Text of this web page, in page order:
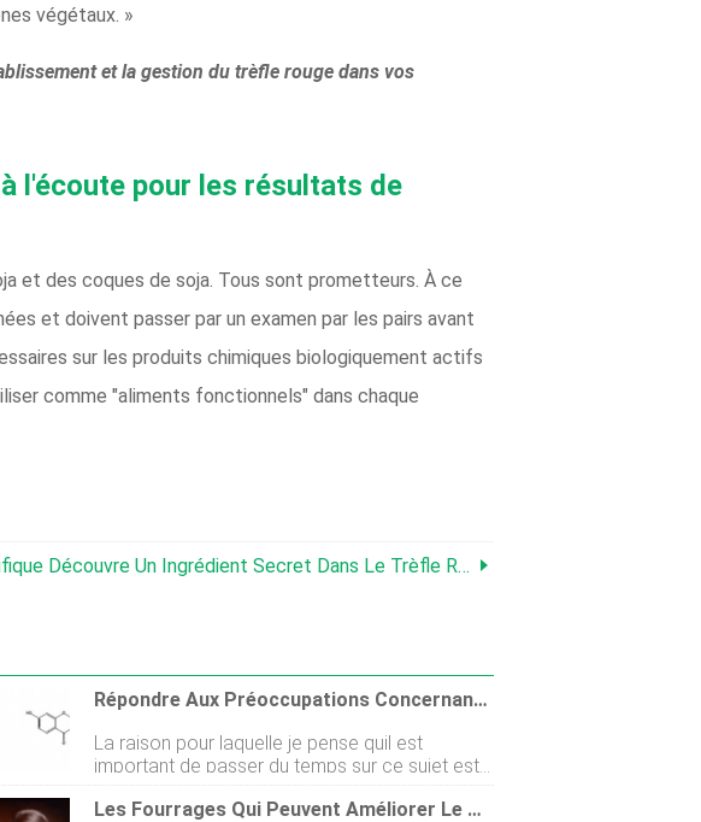
végétaux. »
et la gestion du trèfle rouge dans vos
l'écoute pour les résultats de
et des coques de soja. Tous sont prometteurs. À ce
et doivent passer par un examen par les pairs avant
sur les produits chimiques biologiquement actifs
comme "aliments fonctionnels" dans chaque
Un Ingrédient Secret Dans Le Trèfle Rouge Qui Augmente La Prise De Poids Chez Les Ruminants
Répondre Aux Préoccupations Concernant Le Trèfle Rouge Dans Les Pâturages
La raison pour laquelle je pense quil est
important de passer du temps sur ce sujet est
à cause de limpact énorme que le trèfle rouge
pourrait avoir sur tant de fermes qui ont
Les Fourrages Qui Peuvent Améliorer Le Pâturage Sur La Fétuque Élevée Infectée Par Des Endophytes